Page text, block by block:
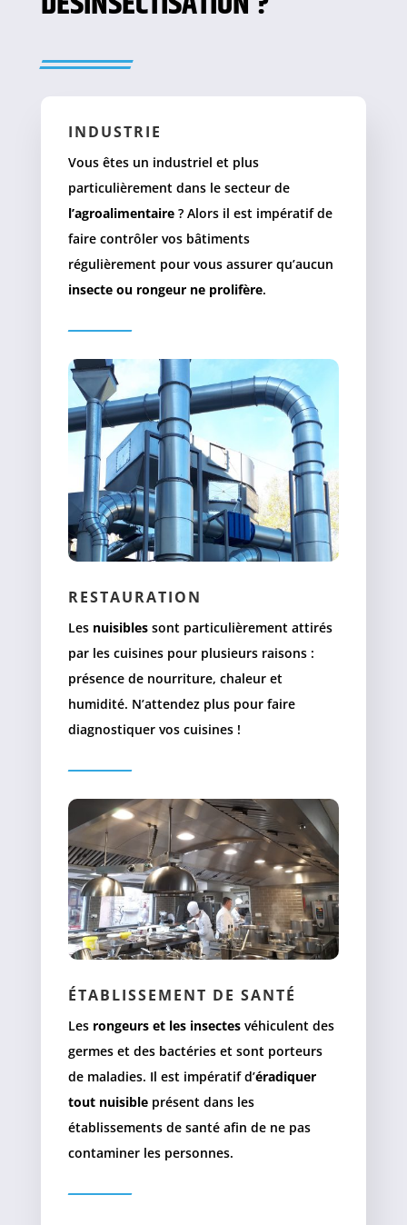
INDUSTRIE
Vous êtes un industriel et plus
particulièrement dans le secteur de
l’agroalimentaire? Alors il est impératif de
faire contrôler vos bâtiments
régulièrement pour vous assurer qu’aucun
insecte ou rongeur ne prolifère.
RESTAURATION
Les nuisiblessont particulièrement attirés
par les cuisines pour plusieurs raisons :
présence de nourriture, chaleur et
humidité. N’attendez plus pour faire
diagnostiquer vos cuisines !
ÉTABLISSEMENT DE SANTÉ
Les rongeurs et les insectesvéhiculent des
germes et des bactéries et sont porteurs
de maladies. Il est impératif d’éradiquer
tout nuisible présent dans les
établissements de santé afin de ne pas
contaminer les personnes.